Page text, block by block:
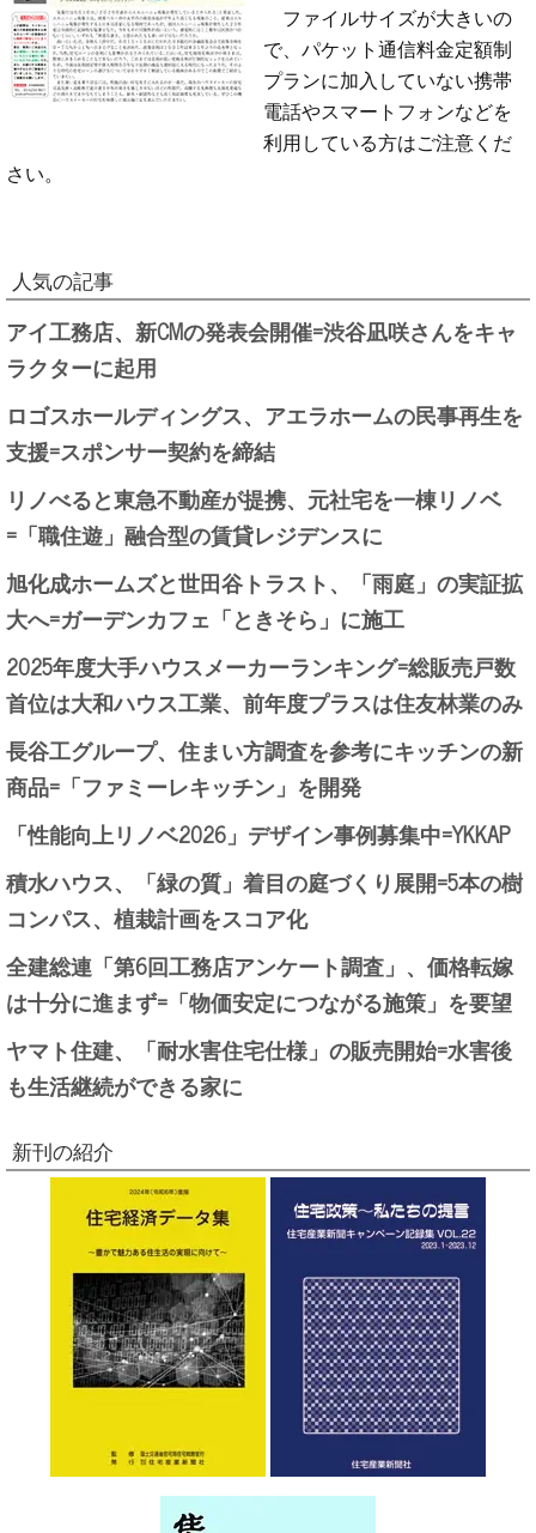
ファイルサイズが大きいの
で、パケット通信料金定額制
プランに加入していない携帯
電話やスマートフォンなどを
利用している方はご注意くだ
さい。
人気の記事
アイ工務店、新CMの発表会開催=渋谷凪咲さんをキャ
ラクターに起用
ロゴスホールディングス、アエラホームの民事再生を
支援=スポンサー契約を締結
リノべると東急不動産が提携、元社宅を一棟リノベ
=「職住遊」融合型の賃貸レジデンスに
旭化成ホームズと世田谷トラスト、「雨庭」の実証拡
大へ=ガーデンカフェ「ときそら」に施工
2025年度大手ハウスメーカーランキング=総販売戸数
首位は大和ハウス工業、前年度プラスは住友林業のみ
長谷工グループ、住まい方調査を参考にキッチンの新
商品=「ファミーレキッチン」を開発
「性能向上リノベ2026」デザイン事例募集中=YKKAP
積水ハウス、「緑の質」着目の庭づくり展開=5本の樹
コンパス、植栽計画をスコア化
全建総連「第6回工務店アンケート調査」、価格転嫁
は十分に進まず=「物価安定につながる施策」を要望
ヤマト住建、「耐水害住宅仕様」の販売開始=水害後
も生活継続ができる家に
新刊の紹介